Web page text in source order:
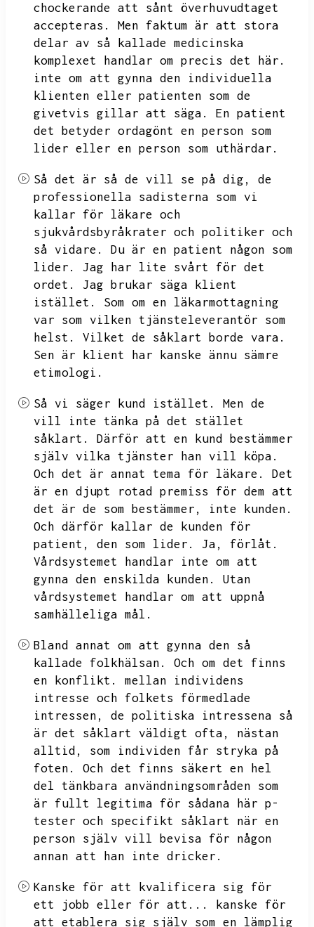
chockerande att sånt överhuvudtaget
accepteras.
Men faktum är att stora
delar av så kallade medicinska
komplexet handlar om precis det här.
inte om att gynna den individuella
klienten eller patienten som de
givetvis gillar att säga.
En patient
det betyder ordagönt en person som
lider eller en person som uthärdar.
Så det är så de vill se på dig,
de
professionella sadisterna som vi
kallar för läkare och
sjukvårdsbyråkrater och politiker och
så vidare.
Du är en patient någon som
lider.
Jag har lite svårt för det
ordet.
Jag brukar säga klient
istället.
Som om en läkarmottagning
var som vilken tjänsteleverantör som
helst.
Vilket de såklart borde vara.
Sen är klient har kanske ännu sämre
etimologi.
Så vi säger kund istället.
Men de
vill inte tänka på det stället
såklart.
Därför att en kund bestämmer
själv vilka tjänster han vill köpa.
Och det är annat tema för läkare.
Det
är en djupt rotad premiss för dem att
det är de som bestämmer,
inte kunden.
Och därför kallar de kunden för
patient,
den som lider. Ja,
förlåt.
Vårdsystemet handlar inte om att
gynna den enskilda kunden.
Utan
vårdsystemet handlar om att uppnå
samhälleliga mål.
Bland annat om att gynna den så
kallade folkhälsan.
Och om det finns
en konflikt.
mellan individens
intresse och folkets förmedlade
intressen,
de politiska intressena så
är det såklart väldigt ofta,
nästan
alltid,
som individen får stryka på
foten.
Och det finns säkert en hel
del tänkbara användningsområden som
är fullt legitima för sådana här p-
tester och specifikt såklart när en
person själv vill bevisa för någon
annan att han inte dricker.
Kanske för att kvalificera sig för
ett jobb eller för att...
kanske för
att etablera sig själv som en lämplig